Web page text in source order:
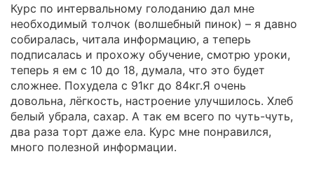
Курс по интервальному голоданию дал мне
необходимый толчок (волшебный пинок) – я давно
собиралась, читала информацию, а теперь
подписалась и прохожу обучение, смотрю уроки,
теперь я ем с 10 до 18, думала, что это будет
сложнее. Похудела с 91кг до 84кг.Я очень
довольна, лёгкость, настроение улучшилось. Хлеб
белый убрала, сахар. А так ем всего по чуть-чуть,
два раза торт даже ела. Курс мне понравился,
много полезной информации.